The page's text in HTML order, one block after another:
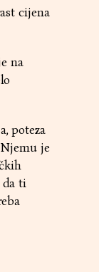
cijena
na
poteza
je
da ti